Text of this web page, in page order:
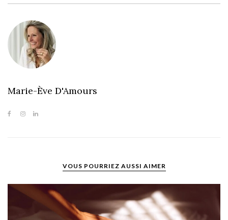
Marie-Ève D'Amours
VOUS POURRIEZ AUSSI AIMER